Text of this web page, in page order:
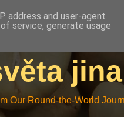
Our Round-the-World
address and user-agent
service, generate usage